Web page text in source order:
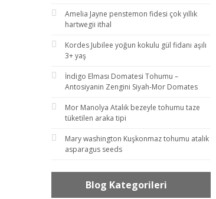
Amelia Jayne penstemon fidesi çok yıllık
hartwegii ithal
Kordes Jubilee yoğun kokulu gül fidanı aşılı
3+ yaş
İndigo Elması Domatesi Tohumu –
Antosiyanin Zengini Siyah-Mor Domates
Mor Manolya Atalık bezeyle tohumu taze
tüketilen araka tipi
Mary washington Kuşkonmaz tohumu atalık
asparagus seeds
Blog Kategorileri